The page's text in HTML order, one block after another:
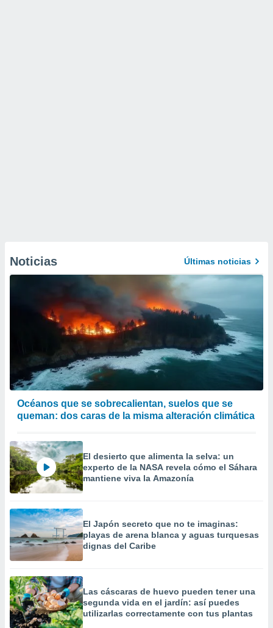
Noticias Últimas noticias
Océanos que se sobrecalientan, suelos que se
queman: dos caras de la misma alteración climática
El desierto que alimenta la selva: un
experto de la NASA revela cómo el Sáhara
mantiene viva la Amazonía
El Japón secreto que no te imaginas:
playas de arena blanca y aguas turquesas
dignas del Caribe
Las cáscaras de huevo pueden tener una
segunda vida en el jardín: así puedes
utilizarlas correctamente con tus plantas